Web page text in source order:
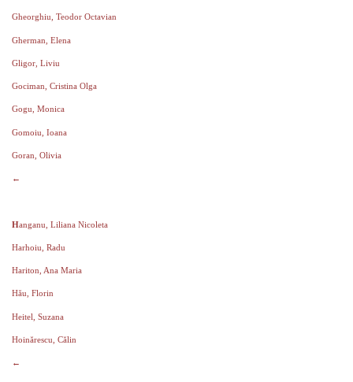
Gheorghiu, Teodor Octavian
Gherman, Elena
Gligor, Liviu
Gociman, Cristina Olga
Gogu, Monica
Gomoiu, Ioana
Goran, Olivia
←
Hanganu, Liliana Nicoleta
Harhoiu, Radu
Hariton, Ana Maria
Hău, Florin
Heitel, Suzana
Hoinărescu, Călin
←